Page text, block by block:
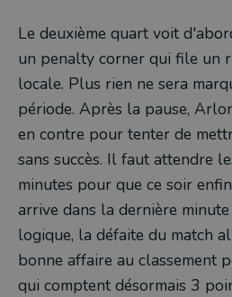
Le deuxième quart voit
un penalty corner qui file un
locale. Plus rien ne sera
période. Après la pause,
en contre pour tenter de
sans succès. Il faut attendre
minutes pour que ce soir
arrive dans la dernière
logique, la défaite du match
bonne affaire au classement
qui comptent désormais 3